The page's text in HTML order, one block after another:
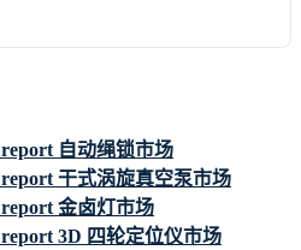
自动绳锁市场
干式涡旋真空泵市场
金卤灯市场
3D 四轮定位仪市场